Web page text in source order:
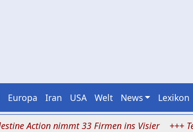
Europa Iran USA Welt News Lexikon
nimmt 33 Firmen ins Visier +++